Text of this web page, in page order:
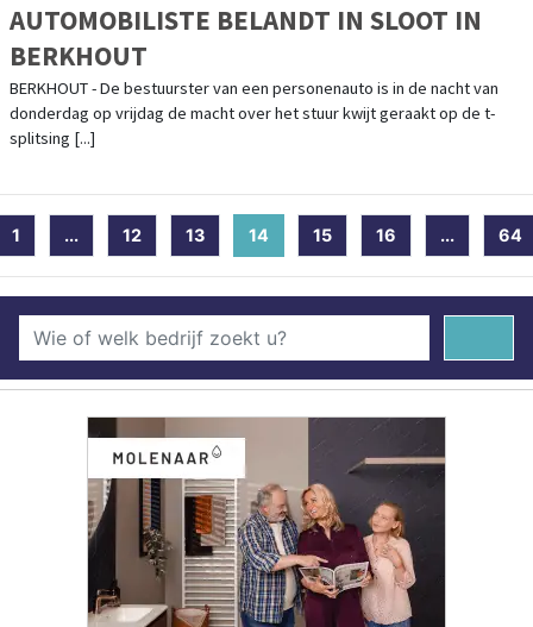
AUTOMOBILISTE BELANDT IN SLOOT IN
BERKHOUT
BERKHOUT - De bestuurster van een personenauto is in de nacht van
donderdag op vrijdag de macht over het stuur kwijt geraakt op de t-
splitsing [...]
1 ... 12 13 14 (current)
15 16 ... 64